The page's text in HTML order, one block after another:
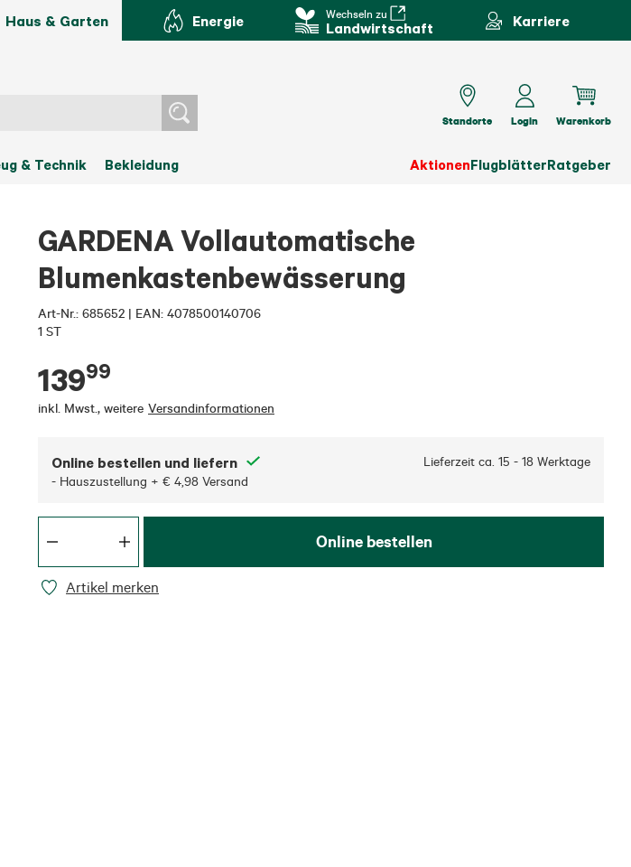
Haus & Garten Energie Wechseln zu
Landwirtschaft Karriere
& Technik Bekleidung AktionenFlugblätterRatgeber
Standorte Login Warenkorb
GARDENA Vollautomatische
Blumenkastenbewässerung
Art-Nr.: 685652 | EAN: 4078500140706
1 ST
13999
inkl. Mwst., weitere Versandinformationen
Online bestellen und liefern Lieferzeit ca. 15 - 18 Werktage
- Hauszustellung + € 4,98 Versand
Online bestellen
Artikel merken